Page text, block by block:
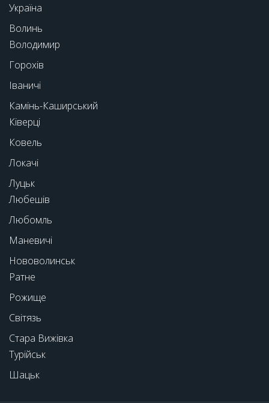
Україна
Волинь
Володимир
Горохів
Іваничі
Камінь-Каширський
Ківерці
Ковель
Локачі
Луцьк
Любешів
Любомль
Маневичі
Нововолинськ
Ратне
Рожище
Світязь
Стара Вижівка
Турійськ
Шацьк